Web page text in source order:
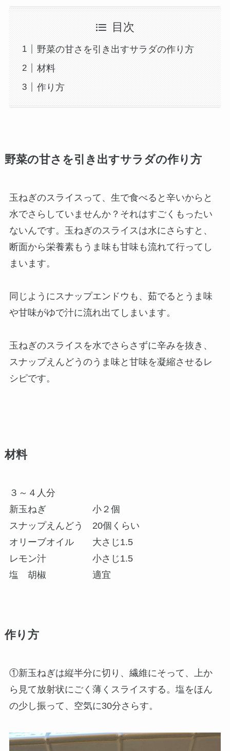
目次
野菜の甘さを引き出すサラダの作り方
材料
作り方
野菜の甘さを引き出すサラダの作り方
玉ねぎのスライスって、生で食べると辛いからと
水でさらしていませんか？それはすごくもったい
ないんです。玉ねぎのスライスは水にさらすと、
断面から栄養素もうま味も甘味も流れて行ってし
まいます。
同じようにスナップエンドウも、茹でるとうま味
や甘味がゆで汁に流れ出てしまいます。
玉ねぎのスライスを水でさらさずに辛みを抜き、
スナップえんどうのうま味と甘味を凝縮させるレ
シピです。
材料
３～４人分
新玉ねぎ 小２個
スナップえんどう 20個くらい
オリーブオイル 大さじ1.5
レモン汁 小さじ1.5
塩 胡椒 適宜
作り方
①新玉ねぎは縦半分に切り、繊維にそって、上か
ら見て放射状にごく薄くスライスする。塩をほん
の少し振って、空気に30分さらす。